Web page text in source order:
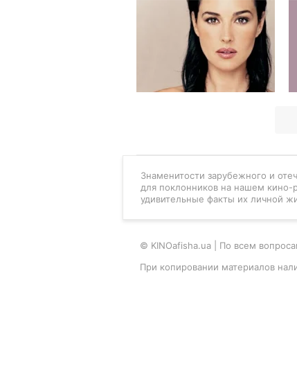
Знаменитости зарубежного и
для поклонников на нашем
удивительные факты их личной
© KINOafisha.ua | По всем
При копировании материалов